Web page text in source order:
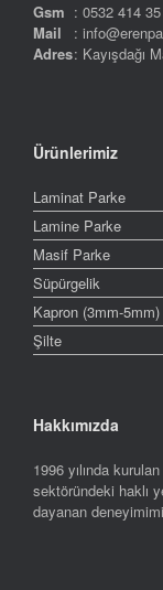
Gsm : 0532 414
Mail
:
Adres: Kayışdağı
Ürünlerimiz
Laminat Parke
Lamine Parke
Masif Parke
Süpürgelik
Kapron (3mm-5mm)
Şilte
Hakkımızda
1996 yılında
sektöründeki haklı
dayanan